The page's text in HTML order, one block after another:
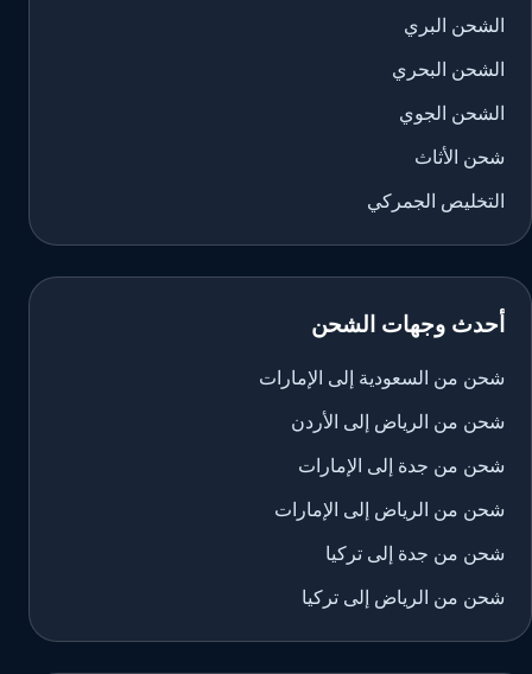
الشحن البري
الشحن البحري
الشحن الجوي
شحن الأثاث
التخليص الجمركي
أحدث وجهات الشحن
شحن من السعودية إلى الإمارات
شحن من الرياض إلى الأردن
شحن من جدة إلى الإمارات
شحن من الرياض إلى الإمارات
شحن من جدة إلى تركيا
شحن من الرياض إلى تركيا